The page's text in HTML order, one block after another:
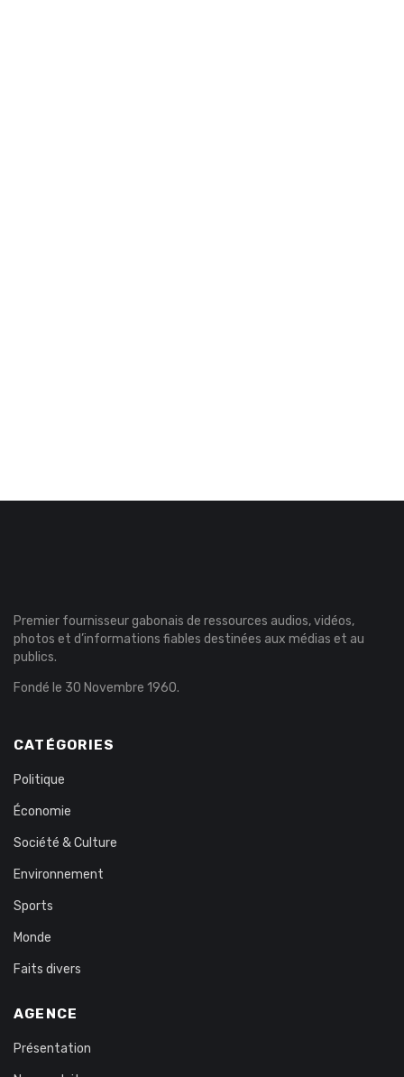
Premier fournisseur gabonais de ressources audios, vidéos,
photos et d’informations fiables destinées aux médias et au
publics.
Fondé le 30 Novembre 1960.
CATÉGORIES
Politique
Économie
Société & Culture
Environnement
Sports
Monde
Faits divers
AGENCE
Présentation